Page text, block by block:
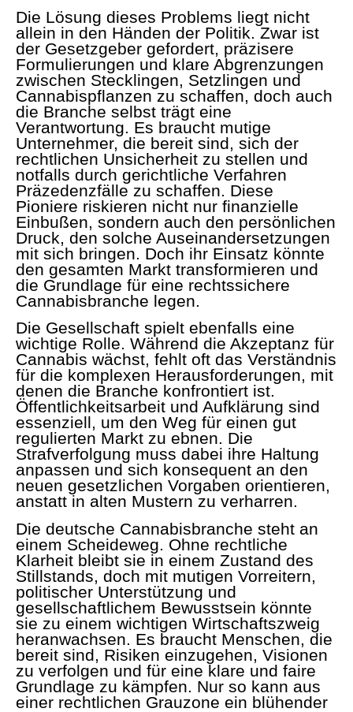
Die Lösung dieses Problems liegt nicht
allein in den Händen der Politik. Zwar ist
der Gesetzgeber gefordert, präzisere
Formulierungen und klare Abgrenzungen
zwischen Stecklingen, Setzlingen und
Cannabispflanzen zu schaffen, doch auch
die Branche selbst trägt eine
Verantwortung. Es braucht mutige
Unternehmer, die bereit sind, sich der
rechtlichen Unsicherheit zu stellen und
notfalls durch gerichtliche Verfahren
Präzedenzfälle zu schaffen. Diese
Pioniere riskieren nicht nur finanzielle
Einbußen, sondern auch den persönlichen
Druck, den solche Auseinandersetzungen
mit sich bringen. Doch ihr Einsatz könnte
den gesamten Markt transformieren und
die Grundlage für eine rechtssichere
Cannabisbranche legen.
Die Gesellschaft spielt ebenfalls eine
wichtige Rolle. Während die Akzeptanz für
Cannabis wächst, fehlt oft das Verständnis
für die komplexen Herausforderungen, mit
denen die Branche konfrontiert ist.
Öffentlichkeitsarbeit und Aufklärung sind
essenziell, um den Weg für einen gut
regulierten Markt zu ebnen. Die
Strafverfolgung muss dabei ihre Haltung
anpassen und sich konsequent an den
neuen gesetzlichen Vorgaben orientieren,
anstatt in alten Mustern zu verharren.
Die deutsche Cannabisbranche steht an
einem Scheideweg. Ohne rechtliche
Klarheit bleibt sie in einem Zustand des
Stillstands, doch mit mutigen Vorreitern,
politischer Unterstützung und
gesellschaftlichem Bewusstsein könnte
sie zu einem wichtigen Wirtschaftszweig
heranwachsen. Es braucht Menschen, die
bereit sind, Risiken einzugehen, Visionen
zu verfolgen und für eine klare und faire
Grundlage zu kämpfen. Nur so kann aus
einer rechtlichen Grauzone ein blühender